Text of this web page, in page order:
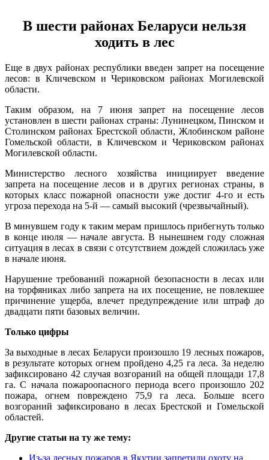
В шести районах Беларуси нельзя
ходить в лес
Еще в двух районах республики введен запрет на посещение
лесов: в Кличевском и Чериковском районах Могилевской
области.
Таким образом, на 7 июня запрет на посещение лесов
установлен в шести районах страны: Лунинецком, Пинском и
Столинском районах Брестской области, Жлобинском районе
Гомельской области, в Кличевском и Чериковском районах
Могилевской области.
Министерство лесного хозяйства инициирует введение
запрета на посещение лесов и в других регионах страны, в
которых класс пожарной опасности уже достиг 4-го и есть
угроза перехода на 5-й — самый высокий (чрезвычайный).
В минувшем году к таким мерам пришлось прибегнуть только
в конце июля — начале августа. В нынешнем году сложная
ситуация в лесах в связи с отсутствием дождей сложилась уже
в начале июня.
Нарушение требований пожарной безопасности в лесах или
на торфяниках либо запрета на их посещение, не повлекшее
причинение ущерба, влечет предупреждение или штраф до
двадцати пяти базовых величин.
Только цифры
За выходные в лесах Беларуси произошло 19 лесных пожаров,
в результате которых огнем пройдено 4,25 га леса. За неделю
зафиксировано 42 случая возгораний на общей площади 17,8
га. С начала пожароопасного периода всего произошло 202
пожара, огнем повреждено 75,9 га леса. Больше всего
возгораний зафиксировано в лесах Брестской и Гомельской
областей.
Другие статьи на ту же тему:
Из-за лесных пожаров в Якутии запретили охоту на